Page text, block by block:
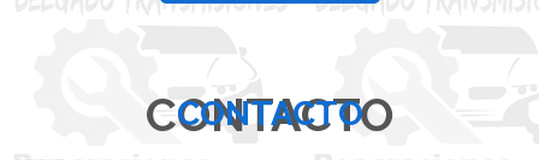
CONTACTO
CONTACTO